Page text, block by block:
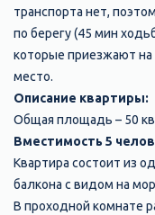
транспорта нет,
по берегу (45 мин
которые приезжают на
место.
Описание квартиры:
Общая площадь – 50
Вместимость 5
Квартира состоит из
балкона с видом на
В проходной комнате